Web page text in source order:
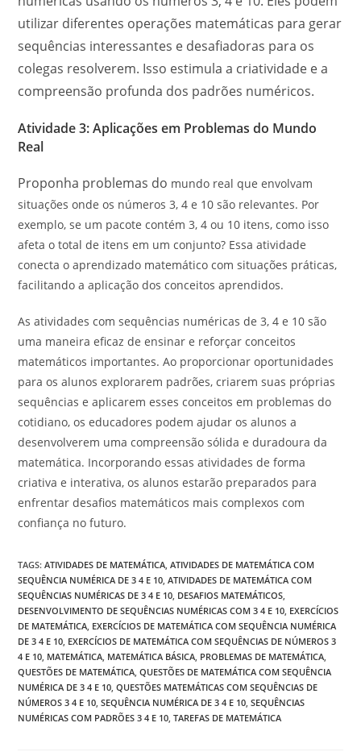
utilizar diferentes operações matemáticas para gerar
sequências interessantes e desafiadoras para os
colegas resolverem. Isso estimula a criatividade e a
compreensão profunda dos padrões numéricos.
Atividade 3: Aplicações em Problemas do Mundo
Real
Proponha problemas do mundo real que envolvam
situações onde os números 3, 4 e 10 são relevantes. Por
exemplo, se um pacote contém 3, 4 ou 10 itens, como isso
afeta o total de itens em um conjunto? Essa atividade
conecta o aprendizado matemático com situações práticas,
facilitando a aplicação dos conceitos aprendidos.
As atividades com sequências numéricas de 3, 4 e 10 são
uma maneira eficaz de ensinar e reforçar conceitos
matemáticos importantes. Ao proporcionar oportunidades
para os alunos explorarem padrões, criarem suas próprias
sequências e aplicarem esses conceitos em problemas do
cotidiano, os educadores podem ajudar os alunos a
desenvolverem uma compreensão sólida e duradoura da
matemática. Incorporando essas atividades de forma
criativa e interativa, os alunos estarão preparados para
enfrentar desafios matemáticos mais complexos com
confiança no futuro.
TAGS:ATIVIDADES DE MATEMÁTICA ATIVIDADES DE MATEMÁTICA COM
SEQUÊNCIA NUMÉRICA DE 3 4 E 10 ATIVIDADES DE MATEMÁTICA COM
SEQUÊNCIAS NUMÉRICAS DE 3 4 E 10 DESAFIOS MATEMÁTICOS
DESENVOLVIMENTO DE SEQUÊNCIAS NUMÉRICAS COM 3 4 E 10 EXERCÍCIOS
DE MATEMÁTICA EXERCÍCIOS DE MATEMÁTICA COM SEQUÊNCIA NUMÉRICA
DE 3 4 E 10 EXERCÍCIOS DE MATEMÁTICA COM SEQUÊNCIAS DE NÚMEROS 3
4 E 10 MATEMÁTICA MATEMÁTICA BÁSICA PROBLEMAS DE MATEMÁTICA
QUESTÕES DE MATEMÁTICA QUESTÕES DE MATEMÁTICA COM SEQUÊNCIA
NUMÉRICA DE 3 4 E 10 QUESTÕES MATEMÁTICAS COM SEQUÊNCIAS DE
NÚMEROS 3 4 E 10 SEQUÊNCIA NUMÉRICA DE 3 4 E 10 SEQUÊNCIAS
NUMÉRICAS COM PADRÕES 3 4 E 10 TAREFAS DE MATEMÁTICA